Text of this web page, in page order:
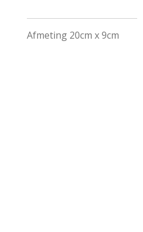
Afmeting 20cm x 9cm